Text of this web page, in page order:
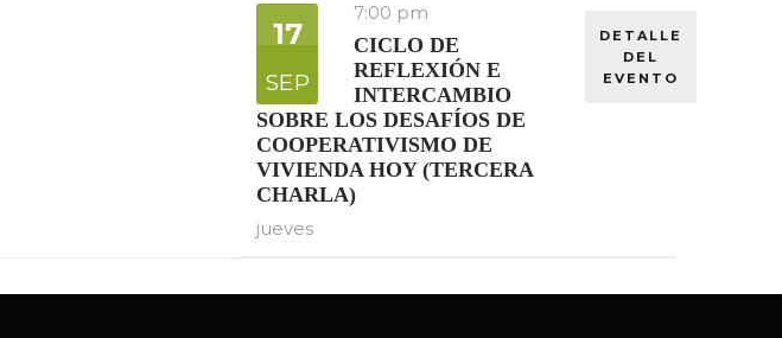
17
SEP
7:00 pm
CICLO DE
REFLEXIÓN E
INTERCAMBIO
SOBRE LOS DESAFÍOS DE
COOPERATIVISMO DE
VIVIENDA HOY (TERCERA
CHARLA)
jueves
DETALLE
DEL
EVENTO